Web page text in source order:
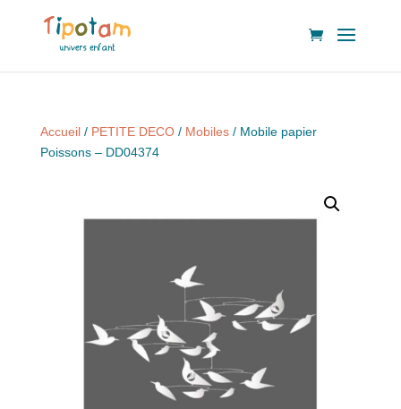
Accueil/ PETITE DECO/ Mobiles/ Mobile papier
Poissons – DD04374